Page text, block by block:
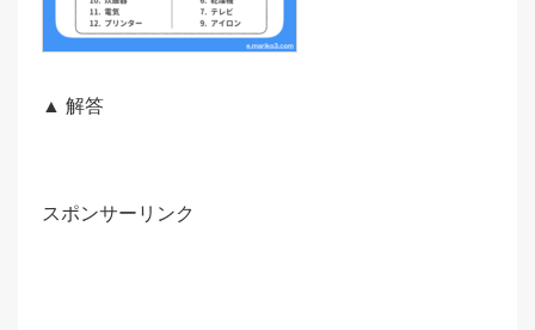
▲ 解答
スポンサーリンク